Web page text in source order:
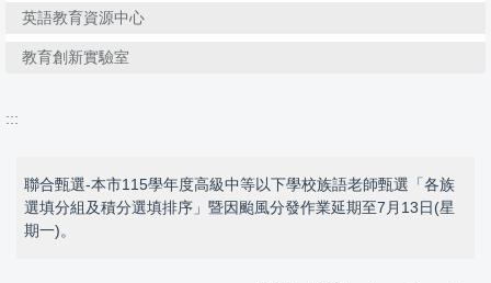
英語教育資源中心
教育創新實驗室
:::
聯合甄選-本市115學年度高級中等以下學校族語老師甄選「各族
選填分組及積分選填排序」暨因颱風分發作業延期至7月13日(星
期一)。